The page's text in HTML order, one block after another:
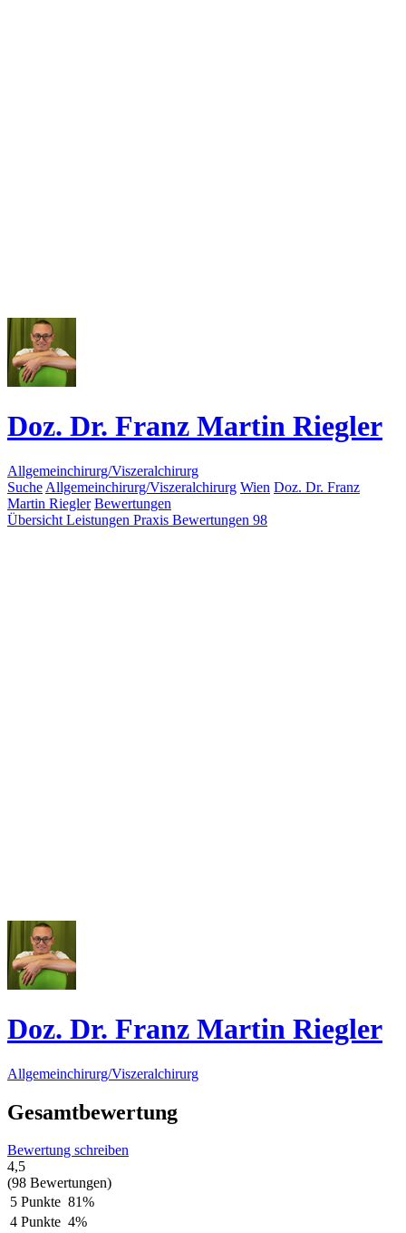
Doz. Dr. Franz Martin Riegler
Allgemeinchirurg/Viszeralchirurg
Suche Allgemeinchirurg/Viszeralchirurg Wien Doz. Dr. Franz
Martin Riegler Bewertungen
Übersicht Leistungen Praxis Bewertungen 98
Doz. Dr. Franz Martin Riegler
Allgemeinchirurg/Viszeralchirurg
Gesamtbewertung
Bewertung schreiben
4,5
(98 Bewertungen)
5 Punkte 81%
4 Punkte 4%